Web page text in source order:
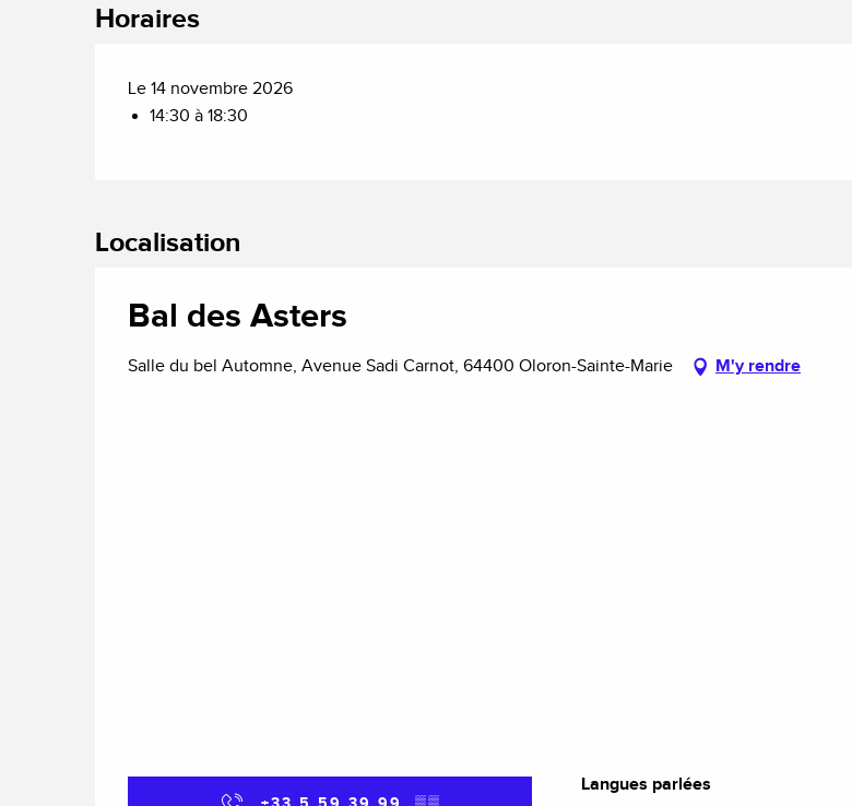
Horaires
Le 14 novembre 2026
14:30 à 18:30
Localisation
Bal des Asters
Salle du bel Automne, Avenue Sadi Carnot, 64400 Oloron-Sainte-Marie M'y rendre
Langues parlées
Langues parlées